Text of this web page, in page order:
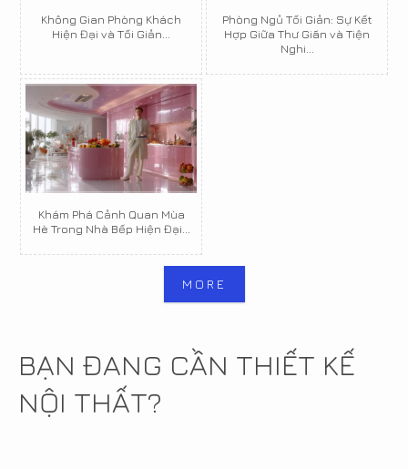
Không Gian Phòng Khách
Hiện Đại và Tối Giản...
Phòng Ngủ Tối Giản: Sự Kết
Hợp Giữa Thư Giãn và Tiện
Nghi...
Khám Phá Cảnh Quan Mùa
Hè Trong Nhà Bếp Hiện Đại...
MORE
BẠN ĐANG CẦN THIẾT KẾ
NỘI THẤT?